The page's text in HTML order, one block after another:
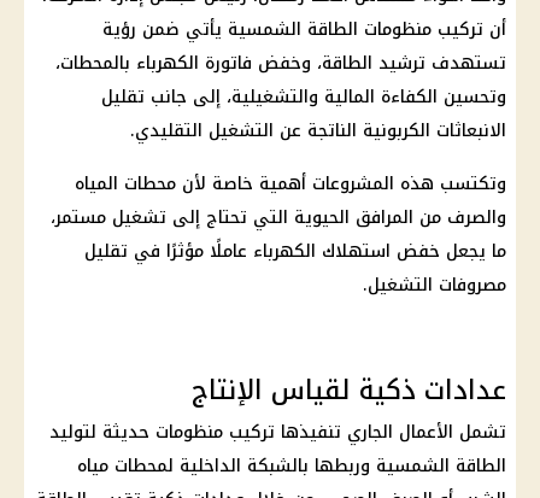
أن تركيب منظومات الطاقة الشمسية يأتي ضمن رؤية
تستهدف ترشيد الطاقة، وخفض فاتورة الكهرباء بالمحطات،
وتحسين الكفاءة المالية والتشغيلية، إلى جانب تقليل
الانبعاثات الكربونية الناتجة عن التشغيل التقليدي.
وتكتسب هذه المشروعات أهمية خاصة لأن محطات المياه
والصرف من المرافق الحيوية التي تحتاج إلى تشغيل مستمر،
ما يجعل خفض استهلاك الكهرباء عاملًا مؤثرًا في تقليل
مصروفات التشغيل.
عدادات ذكية لقياس الإنتاج
تشمل الأعمال الجاري تنفيذها تركيب منظومات حديثة لتوليد
الطاقة الشمسية وربطها بالشبكة الداخلية لمحطات مياه